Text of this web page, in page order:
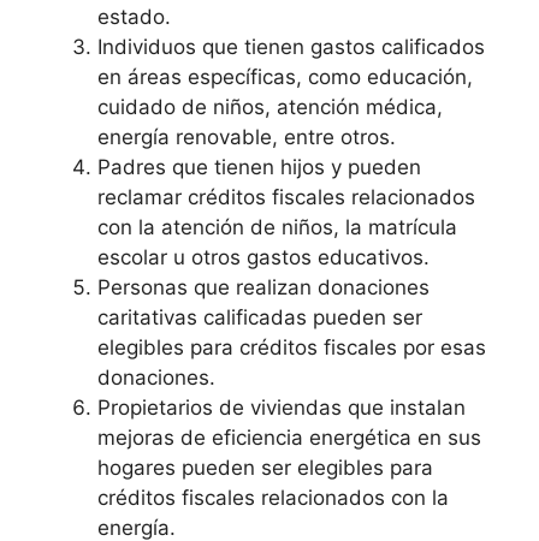
estado.
Individuos que tienen gastos calificados
en áreas específicas, como educación,
cuidado de niños, atención médica,
energía renovable, entre otros.
Padres que tienen hijos y pueden
reclamar créditos fiscales relacionados
con la atención de niños, la matrícula
escolar u otros gastos educativos.
Personas que realizan donaciones
caritativas calificadas pueden ser
elegibles para créditos fiscales por esas
donaciones.
Propietarios de viviendas que instalan
mejoras de eficiencia energética en sus
hogares pueden ser elegibles para
créditos fiscales relacionados con la
energía.